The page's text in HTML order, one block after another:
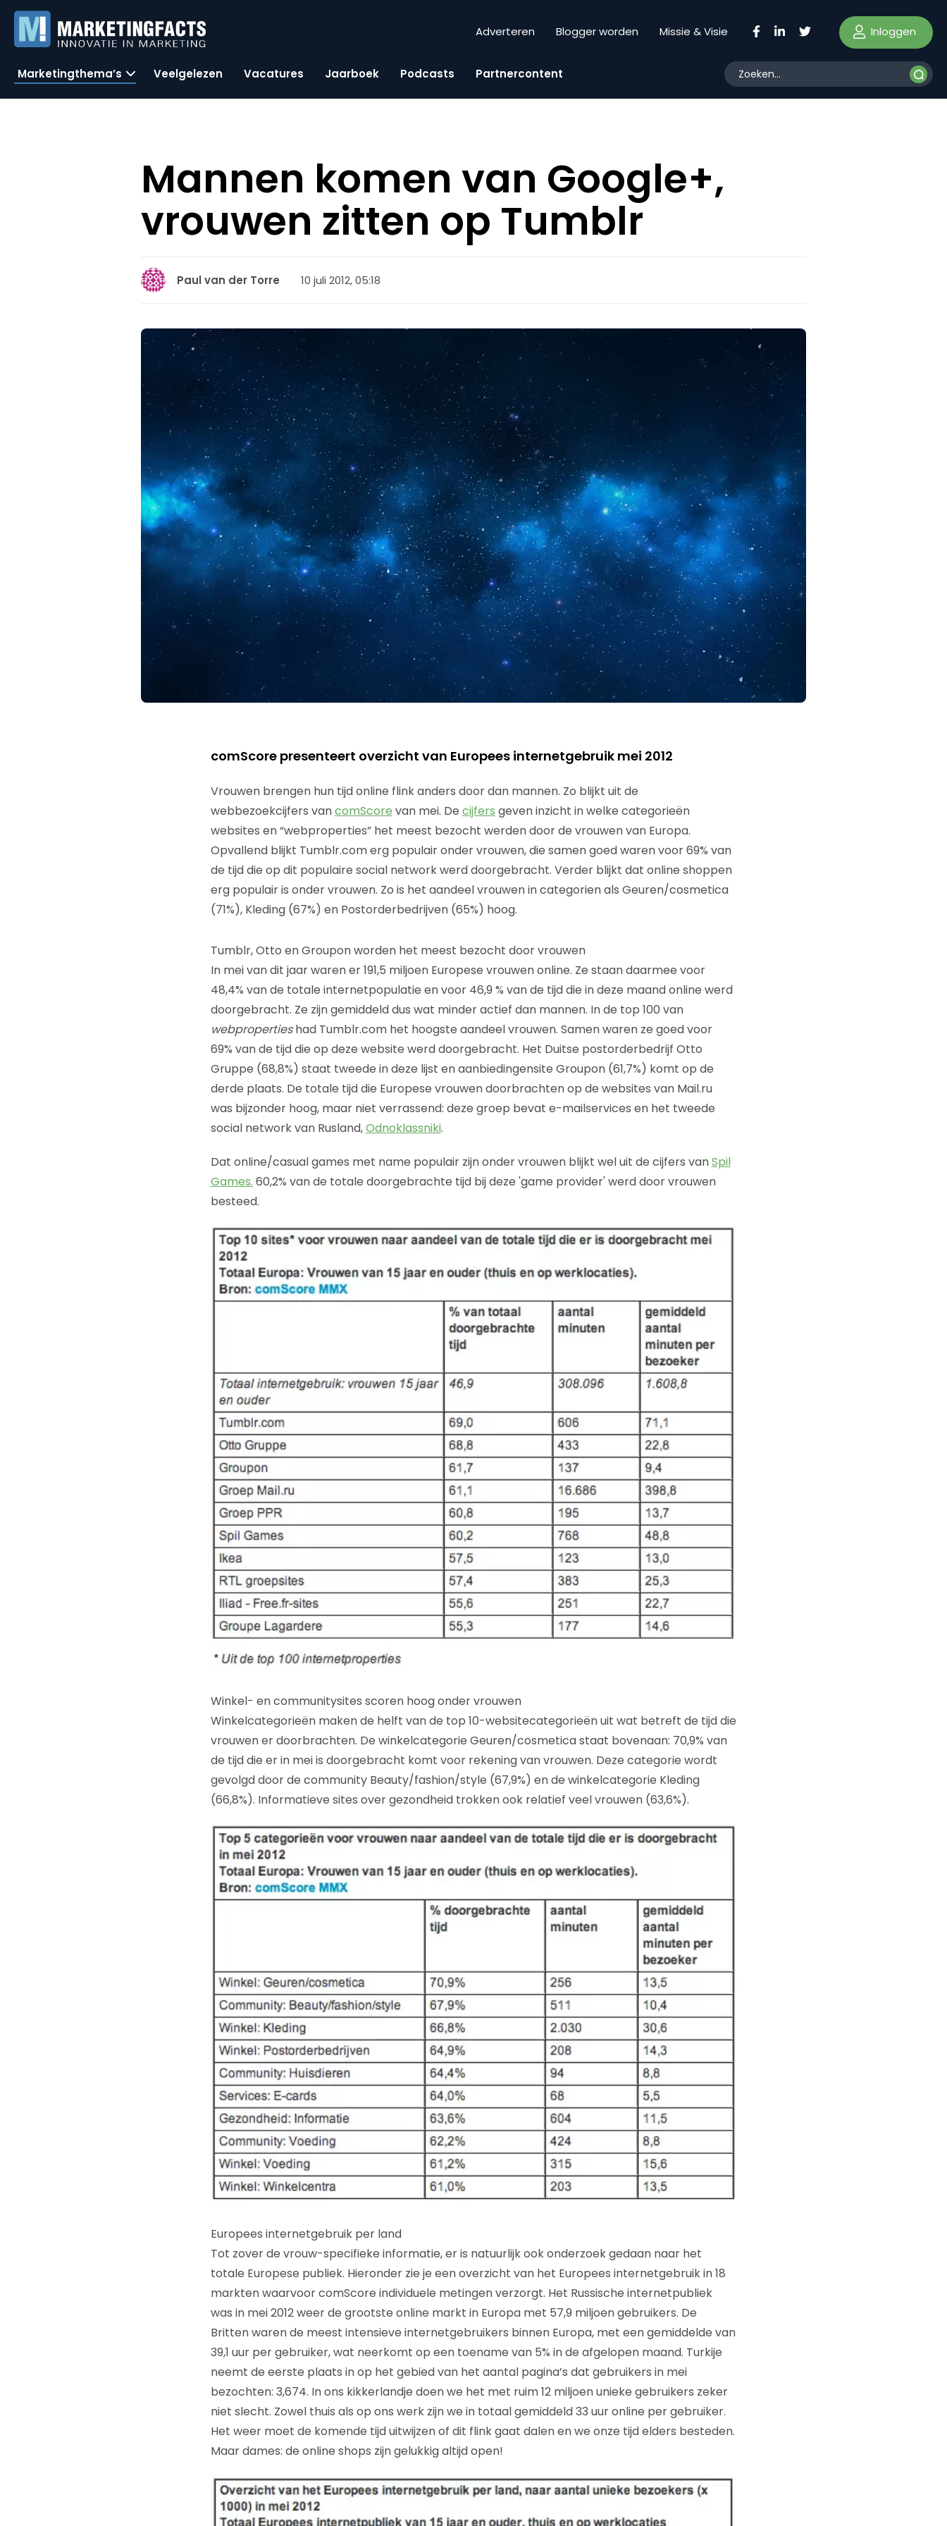
Adverteren Blogger worden Missie & Visie Inloggen
Marketingthema’s Veelgelezen Vacatures Jaarboek Podcasts Partnercontent
Mannen komen van Google+,
vrouwen zitten op Tumblr
Paul van der Torre 10 juli 2012, 05:18
comScore presenteert overzicht van Europees internetgebruik mei 2012
Vrouwen brengen hun tijd online flink anders door dan mannen. Zo blijkt uit de
webbezoekcijfers vancomScore van mei. De cijfers geven inzicht in welke categorieën
websites en “webproperties” het meest bezocht werden door de vrouwen van Europa.
Opvallend blijkt Tumblr.com erg populair onder vrouwen, die samen goed waren voor 69% van
de tijd die op dit populaire social network werd doorgebracht. Verder blijkt dat online shoppen
erg populair is onder vrouwen. Zo is het aandeel vrouwen in categorien als Geuren/cosmetica
(71%), Kleding (67%) en Postorderbedrijven (65%) hoog.
Tumblr, Otto en Groupon worden het meest bezocht door vrouwen
In mei van dit jaar waren er 191,5 miljoen Europese vrouwen online. Ze staan daarmee voor
48,4% van de totale internetpopulatie en voor 46,9 % van de tijd die in deze maand online werd
doorgebracht. Ze zijn gemiddeld dus wat minder actief dan mannen. In de top 100 van
webpropertieshad Tumblr.com het hoogste aandeel vrouwen. Samen waren ze goed voor
69% van de tijd die op deze website werd doorgebracht. Het Duitse postorderbedrijf Otto
Gruppe (68,8%) staat tweede in deze lijst en aanbiedingensite Groupon (61,7%) komt op de
derde plaats. De totale tijd die Europese vrouwen doorbrachten op de websites van Mail.ru
was bijzonder hoog, maar niet verrassend: deze groep bevat e-mailservices en het tweede
social network van Rusland,Odnoklassniki.
Dat online/casual games met name populair zijn onder vrouwen blijkt wel uit de cijfers vanSpil
Games. 60,2% van de totale doorgebrachte tijd bij deze 'game provider' werd door vrouwen
besteed.
Winkel- en communitysites scoren hoog onder vrouwen
Winkelcategorieën maken de helft van de top 10-websitecategorieën uit wat betreft de tijd die
vrouwen er doorbrachten. De winkelcategorie Geuren/cosmetica staat bovenaan: 70,9% van
de tijd die er in mei is doorgebracht komt voor rekening van vrouwen. Deze categorie wordt
gevolgd door de community Beauty/fashion/style (67,9%) en de winkelcategorie Kleding
(66,8%). Informatieve sites over gezondheid trokken ook relatief veel vrouwen (63,6%).
Europees internetgebruik per land
Tot zover de vrouw-specifieke informatie, er is natuurlijk ook onderzoek gedaan naar het
totale Europese publiek. Hieronder zie je een overzicht van het Europees internetgebruik in 18
markten waarvoor comScore individuele metingen verzorgt. Het Russische internetpubliek
was in mei 2012 weer de grootste online markt in Europa met 57,9 miljoen gebruikers. De
Britten waren de meest intensieve internetgebruikers binnen Europa, met een gemiddelde van
39,1 uur per gebruiker, wat neerkomt op een toename van 5% in de afgelopen maand. Turkije
neemt de eerste plaats in op het gebied van het aantal pagina’s dat gebruikers in mei
bezochten: 3,674. In ons kikkerlandje doen we het met ruim 12 miljoen unieke gebruikers zeker
niet slecht. Zowel thuis als op ons werk zijn we in totaal gemiddeld 33 uur online per gebruiker.
Het weer moet de komende tijd uitwijzen of dit flink gaat dalen en we onze tijd elders besteden.
Maar dames: de online shops zijn gelukkig altijd open!